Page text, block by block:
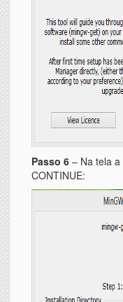
Passo 6 – Na tela
CONTINUE: